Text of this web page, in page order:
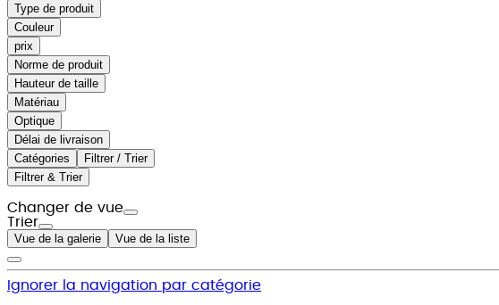
Type de produit
Couleur
prix
Norme de produit
Hauteur de taille
Matériau
Optique
Délai de livraison
Catégories
Filtrer / Trier
Filtrer & Trier
Changer de vue
Trier
Vue de la galerie Vue de la liste
Ignorer la navigation par catégorie